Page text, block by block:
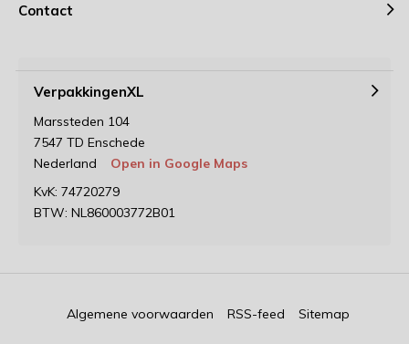
Contact
VerpakkingenXL
Marssteden 104
7547 TD Enschede
Nederland
Open in Google Maps
KvK: 74720279
BTW: NL860003772B01
Algemene voorwaarden RSS-feed Sitemap